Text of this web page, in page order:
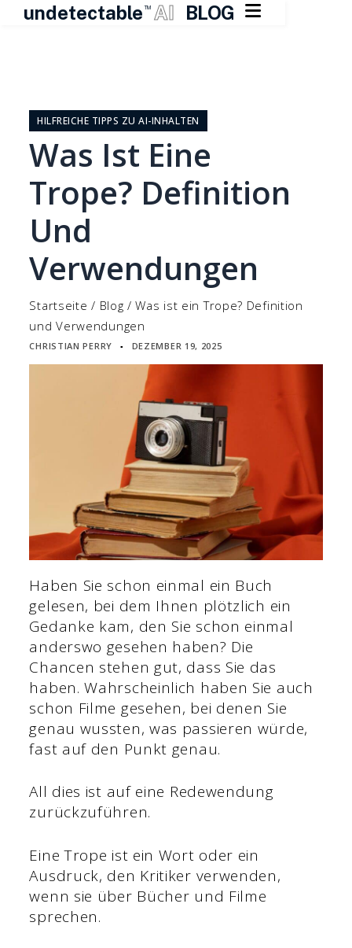
undetectable TM AI BLOG 
springenHILFREICHE TIPPS ZU AI-INHALTEN
Was Ist Eine
Trope? Definition
Und
Verwendungen
Startseite / Blog /Was ist ein Trope? Definition
und Verwendungen
CHRISTIAN PERRY ▪ DEZEMBER 19, 2025
Haben Sie schon einmal ein Buch
gelesen, bei dem Ihnen plötzlich ein
Gedanke kam, den Sie schon einmal
anderswo gesehen haben? Die
Chancen stehen gut, dass Sie das
haben. Wahrscheinlich haben Sie auch
schon Filme gesehen, bei denen Sie
genau wussten, was passieren würde,
fast auf den Punkt genau.
All dies ist auf eine Redewendung
zurückzuführen.
Eine Trope ist ein Wort oder ein
Ausdruck, den Kritiker verwenden,
wenn sie über Bücher und Filme
sprechen.